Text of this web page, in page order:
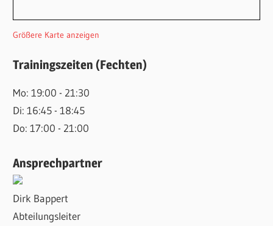
Größere Karte anzeigen
Trainingszeiten (Fechten)
Mo: 19:00 - 21:30
Di: 16:45 - 18:45
Do: 17:00 - 21:00
Ansprechpartner
Dirk Bappert
Abteilungsleiter